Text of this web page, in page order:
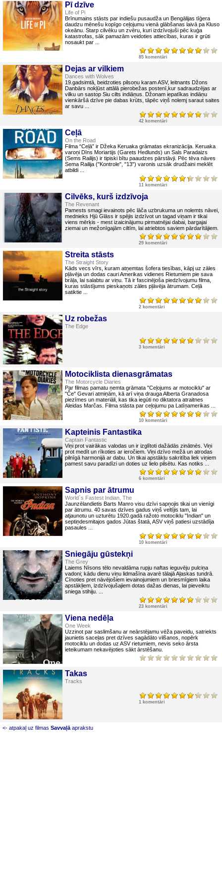
Pī dzīve
Life of Pi
Brīnumains stāsts par indiešu pusaudža un Bengālijas tīģera
daudzu mēnešu kopīgo ceļojumu vienā glābšanas laivā pa Kluso
okeānu. Starp cilvēku un zvēru, kuri izdzīvojuši pēc kuģa
katastrofas, sāk pamazām veidoties attiecības, kuras ir grūti
nosaukt par ...
85 komentāri
Dejas ar vilkiem
Dances with Wolves
19.gadsimtā, beidzoties pilsoņu karam ASV, leitnants Džons
Danbārs nokļūst attālā pierobežas postenī,kur sadraudzējas ar
vilku un sastop Siu cilts indiāņus. Džonam iepatīkas indiāņu
vienkāršā dzīve pie dabas krūts, tāpēc viņš nolemj saraut saites
ar savu ...
42 komentāri
Ceļā
On the Road
Filma “Ceļā” ir Džeka Keruaka grāmatas ekranizācija. Keruaka
varoņi Dīns Moriartijs (Garets Hedlunds) un Sals Paradaizs
(Sems Railijs) ir tipiski bītu paaudzes pārstāvji. Pēc tēva nāves
Sema Railija ("Kontrole", "13") varonis uzsāk drudžaini meklēt
atbildi ...
11 komentāri
Cilvēks, kurš izdzīvoja
The Revenant
Pamests smagi ievainots pēc lāča uzbrukuma un nolemts nāvei,
mednieks Hjū Glāss ir spējis izdzīvot un tagad viņam ir tikai
viens mērķis - mest izaicinājumu pirmatnējai dabai, bargajai
ziemai un mežonīgajām ciltīm, lai atriebtos saviem pārdarītājiem.
29 komentāri
Streita stāsts
The Straight Story
Kāds vecs vīrs, kuram atņemtas šofera tiesības, kāpj uz zāles
pļāvēja un dodas cauri Amerikas vidienes Rietumiem pie sava
brāļa, lai salabtu ar viņu. Tā ir fascinējoša piedzīvojumu filma,
kuras stāstījums pieskaņots zāles pļāvēja ātrumam. Ceļā
satiktie ...
2 komentāri
Uz robežas
The Edge
3 komentāri
Motociklista dienasgrāmatas
The Motorcycle Diaries
Par filmas pamatu ņemta grāmata "Ceļojums ar motociklu" ar
"Če" Gevari atmiņām, kā arī viņa drauga Alberta Granadosa
piezīmes un materiāli, kas tika iegūti no diktatora atraitnes
Aleidas Marčas. Filma stāsta par ceļojumu pa Latīņamerikas ...
10 komentāri
Kapteinis Fantastika
Captain Fantastic
Viņi prot vairākas valodas un ir izglītoti dažādās zinātnēs. Viņi
prot medīt un rīkoties ar ieročiem. Viņi dzīvo mežā un atrodas
pilnīgā harmonijā ar dabu. Un tikai apstākļu sakritība liek viņiem
pamest savu paradīzi un doties uz lielo pilsētu. Kas notiks ...
6 komentāri
Sapnis par ātrumu
World`s Fastest Indian, The
Jaunzēlandietis Barts Manro visu dzīvi sapņojis tikai un vienīgi
par ātrumu. 40 savas dzīves gadus viņš veltījis tam, lai
atjaunotu un uzturētu 1920.gadā ražoto motociklu "Indian" un
septiņdesmitajos gados Jūtas štatā, ASV viņš patiesi uzstādīja
pasaules ...
10 komentāri
Sniegāju gūstekņi
The Grey
Laiems Nīsons tēlo nevaldāma rupju naftas ieguvēju pulciņa
vadoni; kādu dienu viņu lidmašīna avarē tālajā Aļaskas tundrā.
Cīnoties pret nāvējošiem ievainojumiem un briesmīgiem laika
apstākļiem, izdzīvojušajiem dotas dažas dienas, lai pieveiktu
sniega stihiju. ...
23 komentāri
Viena nedēļa
One Week
Uzzinot par saslimšanu ar neārstējamu vēža paveidu, satriekts
jaunietis saceļas pret dzīves sagādāto vilšanos, nopērk
motociklu un dodas uz ASV rietumiem, nevis seko ārsta
ieteikumam nekavējoties sākt ārstēšanu.
Takas
Tracks
1 komentāri
<- atpakaļ uz filmas Savvaļā aprakstu